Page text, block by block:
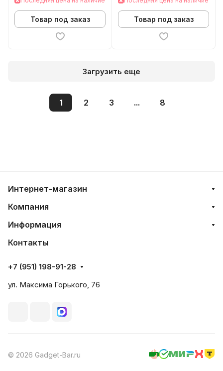
Товар под заказ Товар под заказ
Загрузить еще
1 2 3 ... 8
Интернет-магазин
Компания
Информация
Контакты
+7 (951) 198-91-28
ул. Максима Горького, 76
© 2026 Gadget-Bar.ru